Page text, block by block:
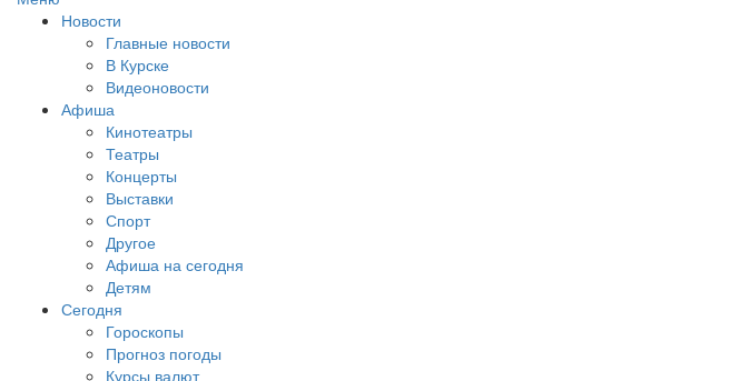
Новости
Главные новости
В Курске
Видеоновости
Афиша
Кинотеатры
Театры
Концерты
Выставки
Спорт
Другое
Афиша на сегодня
Детям
Сегодня
Гороскопы
Прогноз погоды
Курсы валют